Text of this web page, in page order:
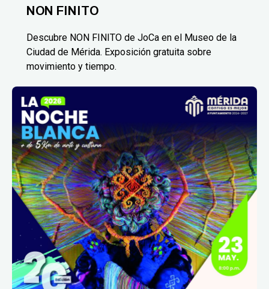
NON FINITO
Descubre NON FINITO de JoCa en el Museo de la
Ciudad de Mérida. Exposición gratuita sobre
movimiento y tiempo.